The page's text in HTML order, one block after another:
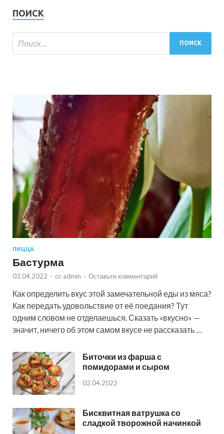
ПОИСК
ПИЦЦА
Бастурма
03.04.2022 - от admin - Оставьте комментарий
Как определить вкус этой замечательной еды из мяса?
Как передать удовольствие от её поедания? Тут
одним словом не отделаешься. Сказать «вкусно» —
значит, ничего об этом самом вкусе не рассказать …
Биточки из фарша с
помидорами и сыром
02.04.2022
Бисквитная ватрушка со
сладкой творожной начинкой